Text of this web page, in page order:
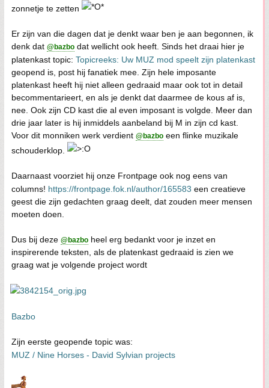
zonnetje te zetten
Er zijn van die dagen dat je denkt waar ben je aan begonnen, ik
denk dat @bazbo dat wellicht ook heeft. Sinds het draai hier je
platenkast topic: Topicreeks: Uw MUZ mod speelt zijn platenkast
geopend is, post hij fanatiek mee. Zijn hele imposante
platenkast heeft hij niet alleen gedraaid maar ook tot in detail
becommentarieert, en als je denkt dat daarmee de kous af is,
nee. Ook zijn CD kast die al even imposant is volgde. Meer dan
drie jaar later is hij inmiddels aanbeland bij M in zijn cd kast.
Voor dit monniken werk verdient @bazbo een flinke muzikale
schouderklop.
Daarnaast voorziet hij onze Frontpage ook nog eens van
columns! https://frontpage.fok.nl/author/165583 een creatieve
geest die zijn gedachten graag deelt, dat zouden meer mensen
moeten doen.
Dus bij deze @bazbo heel erg bedankt voor je inzet en
inspirerende teksten, als de platenkast gedraaid is zien we
graag wat je volgende project wordt
Bazbo
Zijn eerste geopende topic was:
MUZ / Nine Horses - David Sylvian projects